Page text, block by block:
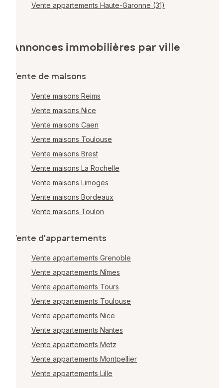
Vente appartements Haute-Garonne (31)
Annonces immobilières par ville
Vente de maisons
Vente maisons Reims
Vente maisons Nice
Vente maisons Caen
Vente maisons Toulouse
Vente maisons Brest
Vente maisons La Rochelle
Vente maisons Limoges
Vente maisons Bordeaux
Vente maisons Toulon
Vente d'appartements
Vente appartements Grenoble
Vente appartements Nîmes
Vente appartements Tours
Vente appartements Toulouse
Vente appartements Nice
Vente appartements Nantes
Vente appartements Metz
Vente appartements Montpellier
Vente appartements Lille